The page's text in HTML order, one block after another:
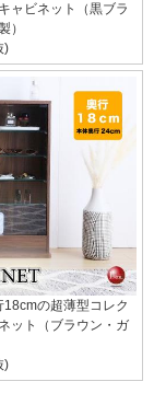
ャビネット（黒ブラ
）
)
の超薄型コレク
ット（ブラウン・ガ
)